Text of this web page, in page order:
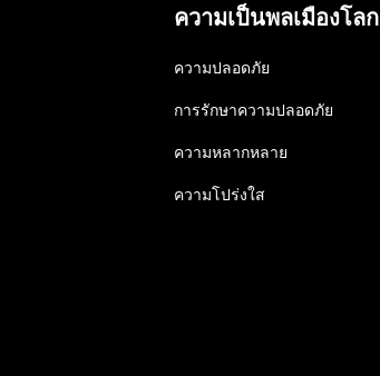
ความเป็นพลเมืองโลก
ความปลอดภัย
การรักษาความปลอดภัย
ความหลากหลาย
ความโปร่งใส